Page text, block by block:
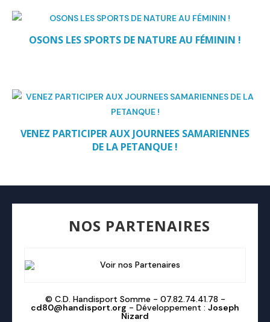
OSONS LES SPORTS DE NATURE AU FÉMININ !
VENEZ PARTICIPER AUX JOURNEES SAMARIENNES
DE LA PETANQUE !
NOS PARTENAIRES
© C.D. Handisport Somme - 07.82.74.41.78 -
cd80@handisport.org - Développement : Joseph
Nizard